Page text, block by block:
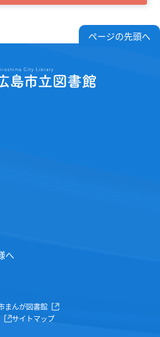
ページの先頭へ
へ
まんが図書館
サイトマップ